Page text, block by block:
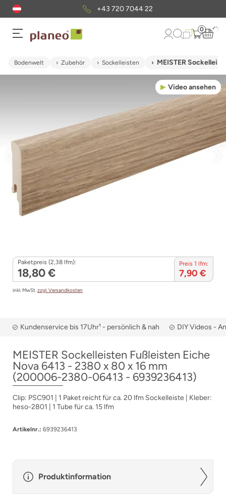
+43 720 7044 22
0
Bodenwelt Zubehör Sockelleisten MEISTER
Video ansehen
Paketpreis (2,38 lfm):
18,80 €
Preis 1 lfm:
7,90 €
inkl. MwSt.zzgl. Versandkosten
Kundenservice bis 17Uhr¹ - persönlich & nah DIY Videos -
MEISTER Sockelleisten Fußleisten Eiche
Nova 6413 - 2380 x 80 x 16 mm
(200006-2380-06413 - 6939236413)
Clip: PSC901 | 1 Paket reicht für ca. 20 lfm Sockelleiste | Kleber:
heso-2801 | 1 Tube für ca. 15 lfm
Artikelnr.: 6939236413
Produktinformation